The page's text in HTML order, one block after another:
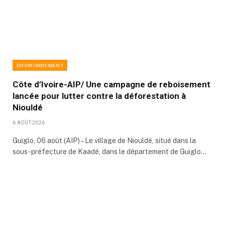
ENVIRONNEMENT
Côte d’Ivoire-AIP/ Une campagne de reboisement
lancée pour lutter contre la déforestation à
Niouldé
6 AOÛT 2026
Guiglo, 06 août (AIP) – Le village de Niouldé, situé dans la
sous-préfecture de Kaadé, dans le département de Guiglo…